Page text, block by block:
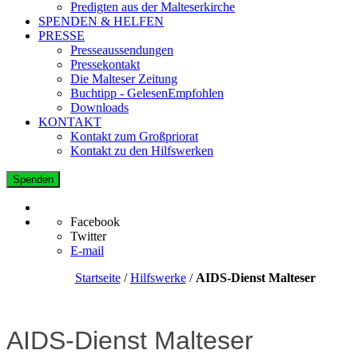
Predigten aus der Malteserkirche
SPENDEN & HELFEN
PRESSE
Presseaussendungen
Pressekontakt
Die Malteser Zeitung
Buchtipp - GelesenEmpfohlen
Downloads
KONTAKT
Kontakt zum Großpriorat
Kontakt zu den Hilfswerken
Spenden
Facebook
Twitter
E-mail
Startseite/Hilfswerke / AIDS-Dienst Malteser
AIDS-Dienst Malteser